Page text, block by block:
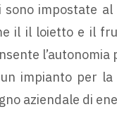
sono impostate
il il loietto e il
impianto per
aziendale di